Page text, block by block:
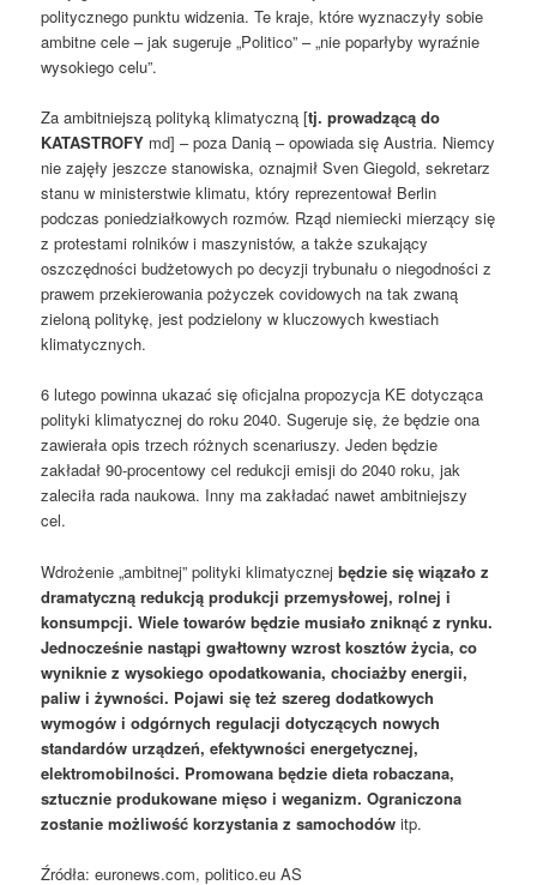
politycznego punktu widzenia. Te kraje, które wyznaczyły sobie
ambitne cele – jak sugeruje „Politico” – „nie poparłyby wyraźnie
wysokiego celu”.
Za ambitniejszą polityką klimatyczną [tj. prowadzącą do
KATASTROFY md] – poza Danią – opowiada się Austria. Niemcy
nie zajęły jeszcze stanowiska, oznajmił Sven Giegold, sekretarz
stanu w ministerstwie klimatu, który reprezentował Berlin
podczas poniedziałkowych rozmów. Rząd niemiecki mierzący się
z protestami rolników i maszynistów, a także szukający
oszczędności budżetowych po decyzji trybunału o niegodności z
prawem przekierowania pożyczek covidowych na tak zwaną
zieloną politykę, jest podzielony w kluczowych kwestiach
klimatycznych.
6 lutego powinna ukazać się oficjalna propozycja KE dotycząca
polityki klimatycznej do roku 2040. Sugeruje się, że będzie ona
zawierała opis trzech różnych scenariuszy. Jeden będzie
zakładał 90-procentowy cel redukcji emisji do 2040 roku, jak
zaleciła rada naukowa. Inny ma zakładać nawet ambitniejszy
cel.
Wdrożenie „ambitnej” polityki klimatycznej będzie się wiązało z
dramatyczną redukcją produkcji przemysłowej, rolnej i
konsumpcji. Wiele towarów będzie musiało zniknąć z rynku.
Jednocześnie nastąpi gwałtowny wzrost kosztów życia, co
wyniknie z wysokiego opodatkowania, chociażby energii,
paliw i żywności. Pojawi się też szereg dodatkowych
wymogów i odgórnych regulacji dotyczących nowych
standardów urządzeń, efektywności energetycznej,
elektromobilności. Promowana będzie dieta robaczana,
sztucznie produkowane mięso i weganizm. Ograniczona
zostanie możliwość korzystania z samochodówitp.
Źródła: euronews.com, politico.eu AS